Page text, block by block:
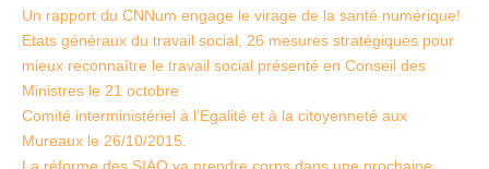
Un rapport du CNNum engage le virage de la santé numérique!
Etats généraux du travail social, 26 mesures stratégiques pour
mieux reconnaître le travail social présenté en Conseil des
Ministres le 21 octobre
Comité interministériel à l’Egalité et à la citoyenneté aux
Mureaux le 26/10/2015.